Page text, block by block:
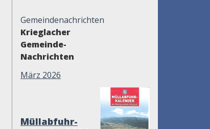
Gemeindenachrichten
Krieglacher
Gemeinde-
Nachrichten
März 2026
Müllabfuhr-